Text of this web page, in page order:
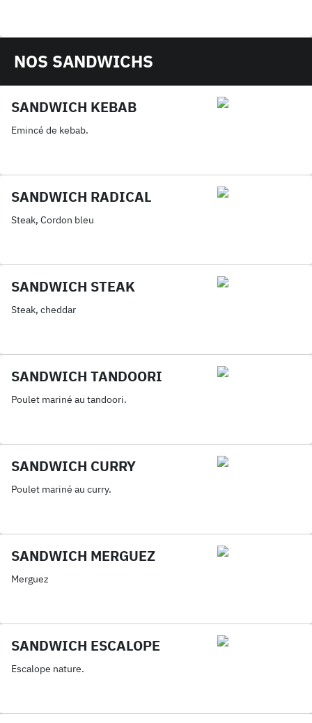
NOS SANDWICHS
SANDWICH KEBAB
Emincé de kebab.
SANDWICH RADICAL
Steak, Cordon bleu
SANDWICH STEAK
Steak, cheddar
SANDWICH TANDOORI
Poulet mariné au tandoori.
SANDWICH CURRY
Poulet mariné au curry.
SANDWICH MERGUEZ
Merguez
SANDWICH ESCALOPE
Escalope nature.